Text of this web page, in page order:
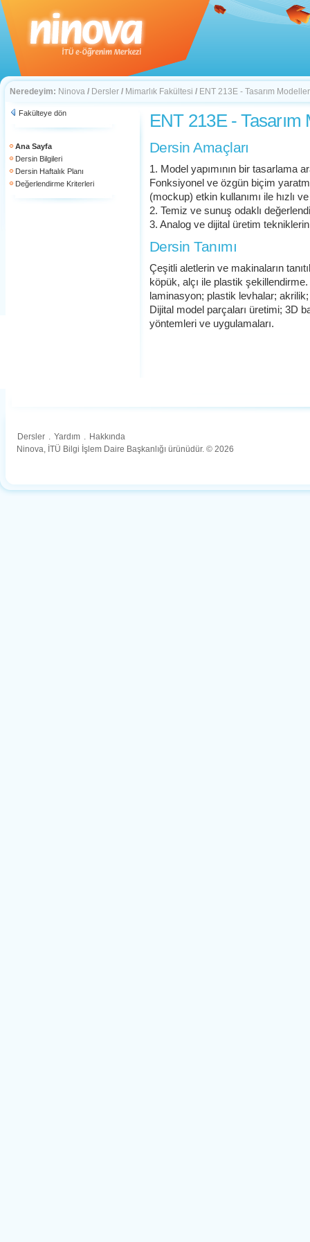
Neredeyim: Ninova / Dersler / Mimarlık Fakültesi / ENT 213E - Tasarım
Fakülteye dön
Ana Sayfa
Dersin Bilgileri
Dersin Haftalık Planı
Değerlendirme Kriterleri
ENT 213E -
Dersin Amaçları
1. Model yapımının bir tasarlama
Fonksiyonel ve özgün biçim
(mockup) etkin kullanımı ile hızlı
2. Temiz ve sunuş odaklı
3. Analog ve dijital üretim
Dersin Tanımı
Çeşitli aletlerin ve makinaların
köpük, alçı ile plastik
laminasyon; plastik levhalar;
Dijital model parçaları üretimi; 3D
yöntemleri ve uygulamaları.
Dersler . Yardım . Hakkında
Ninova, İTÜ Bilgi İşlem Daire Başkanlığı ürünüdür. © 2026